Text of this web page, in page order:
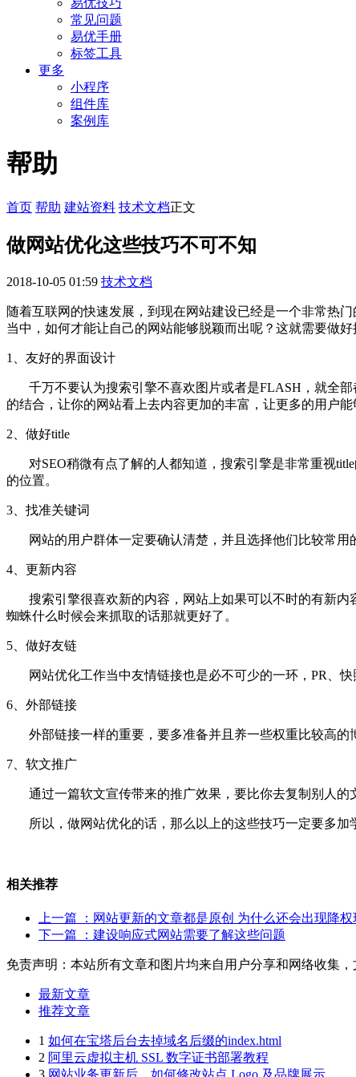
易优技巧
常见问题
易优手册
标签工具
更多
小程序
组件库
案例库
帮助
首页 帮助 建站资料 技术文档正文
做网站优化这些技巧不可不知
2018-10-05 01:59 技术文档
随着互联网的快速发展，到现在网站建设已经是一个非常热
当中，如何才能让自己的网站能够脱颖而出呢？这就需要做
1、友好的界面设计
千万不要认为搜索引擎不喜欢图片或者是FLASH，就全部
的结合，让你的网站看上去内容更加的丰富，让更多的用户能
2、做好title
对SEO稍微有点了解的人都知道，搜索引擎是非常重视
的位置。
3、找准关键词
网站的用户群体一定要确认清楚，并且选择他们比较常用
4、更新内容
搜索引擎很喜欢新的内容，网站上如果可以不时的有新内
蜘蛛什么时候会来抓取的话那就更好了。
5、做好友链
网站优化工作当中友情链接也是必不可少的一环，PR、快
6、外部链接
外部链接一样的重要，要多准备并且养一些权重比较高的
7、软文推广
通过一篇软文宣传带来的推广效果，要比你去复制别人的
所以，做网站优化的话，那么以上的这些技巧一定要多加
相关推荐
上一篇
：网站更新的文章都是原创 为什么还会出现降权
下一篇
：建设响应式网站需要了解这些问题
免责声明：本站所有文章和图片均来自用户分享和网络收集
最新文章
推荐文章
1 如何在宝塔后台去掉域名后缀的index.html
2 阿里云虚拟主机 SSL 数字证书部署教程